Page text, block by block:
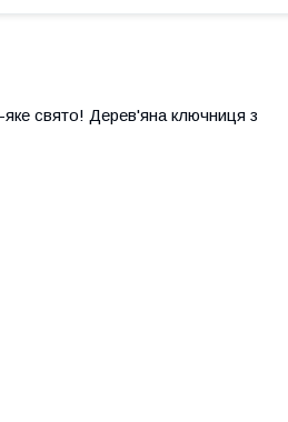
свято! Дерев'яна ключниця з